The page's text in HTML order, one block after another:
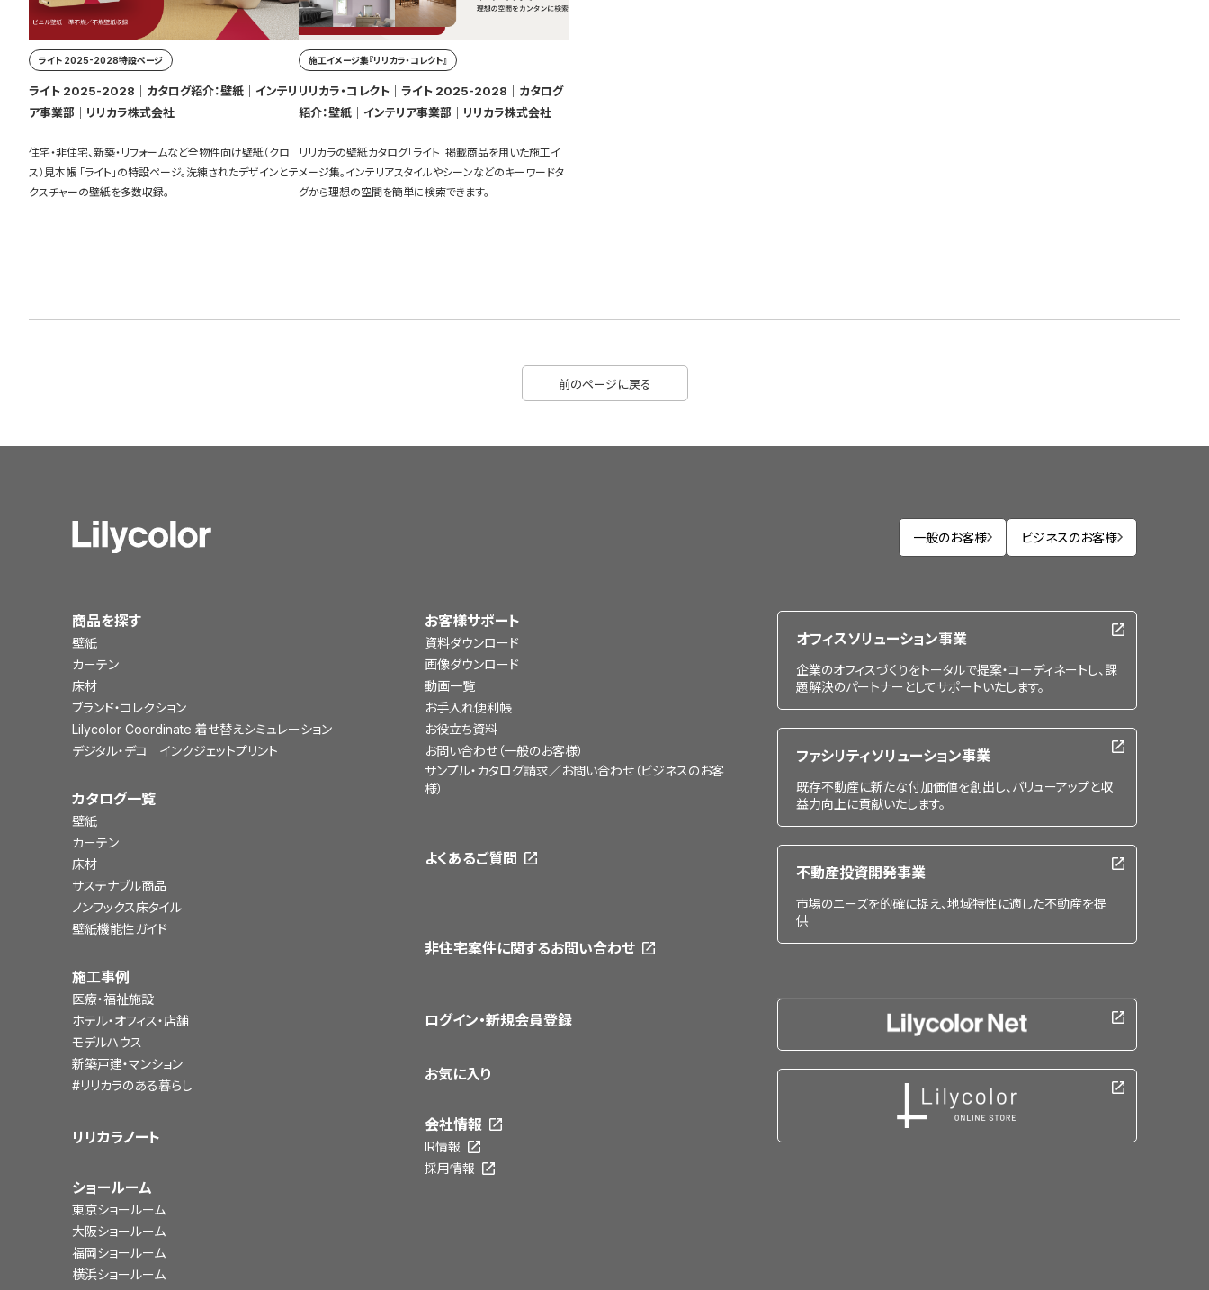
ライト 2025-2028特設ページ
ライト 2025-2028｜カタログ紹介：壁紙｜インテリ
ア事業部｜リリカラ株式会社
住宅・非住宅、新築・リフォームなど全物件向け壁紙（クロ
ス）見本帳 「ライト」の特設ページ。洗練されたデザインとテ
クスチャーの壁紙を多数収録。
施工イメージ集『リリカラ・コレクト』
リリカラ・コレクト｜ライト 2025-2028｜カタログ
紹介：壁紙｜インテリア事業部｜リリカラ株式会社
リリカラの壁紙カタログ「ライト」掲載商品を用いた施工イ
メージ集。インテリアスタイルやシーンなどのキーワードタ
グから理想の空間を簡単に検索できます。
前のページに戻る
一般のお客様 ビジネスのお客様
商品を探す
壁紙
カーテン
床材
ブランド・コレクション
Lilycolor Coordinate 着せ替えシミュレーション
デジタル・デコ インクジェットプリント
カタログ一覧
壁紙
カーテン
床材
サステナブル商品
ノンワックス床タイル
壁紙機能性ガイド
施工事例
医療・福祉施設
ホテル・オフィス・店舗
モデルハウス
新築戸建・マンション
#リリカラのある暮らし
リリカラノート
ショールーム
東京ショールーム
大阪ショールーム
福岡ショールーム
横浜ショールーム
お客様サポート
資料ダウンロード
画像ダウンロード
動画一覧
お手入れ便利帳
お役立ち資料
お問い合わせ（一般のお客様）
サンプル・カタログ請求／お問い合わせ（ビジネスのお客
様）
よくあるご質問
非住宅案件に関するお問い合わせ
ログイン・新規会員登録
お気に入り
会社情報
IR情報
採用情報
オフィスソリューション事業
企業のオフィスづくりをトータルで提案・コーディネートし、課
題解決のパートナーとしてサポートいたします。
ファシリティソリューション事業
既存不動産に新たな付加価値を創出し、バリューアップと収
益力向上に貢献いたします。
不動産投資開発事業
市場のニーズを的確に捉え、地域特性に適した不動産を提
供